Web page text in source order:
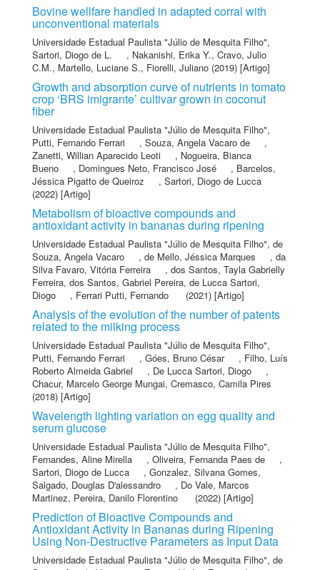
Bovine wellfare handled in adapted corral with
unconventional materials
Universidade Estadual Paulista "Júlio de Mesquita Filho",
Sartori, Diogo de L.
, Nakanishi, Erika Y., Cravo, Julio
C.M., Martello, Luciane S., Fiorelli, Juliano (2019) [Artigo]
Growth and absorption curve of nutrients in tomato
crop ‘BRS imigrante’ cultivar grown in coconut
fiber
Universidade Estadual Paulista "Júlio de Mesquita Filho",
Putti, Fernando Ferrari
, Souza, Angela Vacaro de
,
Zanetti, Willian Aparecido Leoti
, Nogueira, Bianca
Bueno
, Domingues Neto, Francisco José , Barcelos,
Jéssica Pigatto de Queiroz
, Sartori, Diogo de Lucca
(2022) [Artigo]
Metabolism of bioactive compounds and
antioxidant activity in bananas during ripening
Universidade Estadual Paulista "Júlio de Mesquita Filho", de
Souza, Angela Vacaro
, de Mello, Jéssica Marques , da
Silva Favaro, Vitória Ferreira
, dos Santos, Tayla Gabrielly
Ferreira, dos Santos, Gabriel Pereira, de Lucca Sartori,
Diogo
, Ferrari Putti, Fernando (2021) [Artigo]
Analysis of the evolution of the number of patents
related to the milking process
Universidade Estadual Paulista "Júlio de Mesquita Filho",
Putti, Fernando Ferrari
, Góes, Bruno César , Filho, Luís
Roberto Almeida Gabriel
, De Lucca Sartori, Diogo
,
Chacur, Marcelo George Mungai, Cremasco, Camila Pires
(2018) [Artigo]
Wavelength lighting variation on egg quality and
serum glucose
Universidade Estadual Paulista "Júlio de Mesquita Filho",
Fernandes, Aline Mirella
, Oliveira, Fernanda Paes de
,
Sartori, Diogo de Lucca
, Gonzalez, Silvana Gomes,
Salgado, Douglas D'alessandro
, Do Vale, Marcos
Martinez, Pereira, Danilo Florentino (2022) [Artigo]
Prediction of Bioactive Compounds and
Antioxidant Activity in Bananas during Ripening
Using Non-Destructive Parameters as Input Data
Universidade Estadual Paulista "Júlio de Mesquita Filho", de